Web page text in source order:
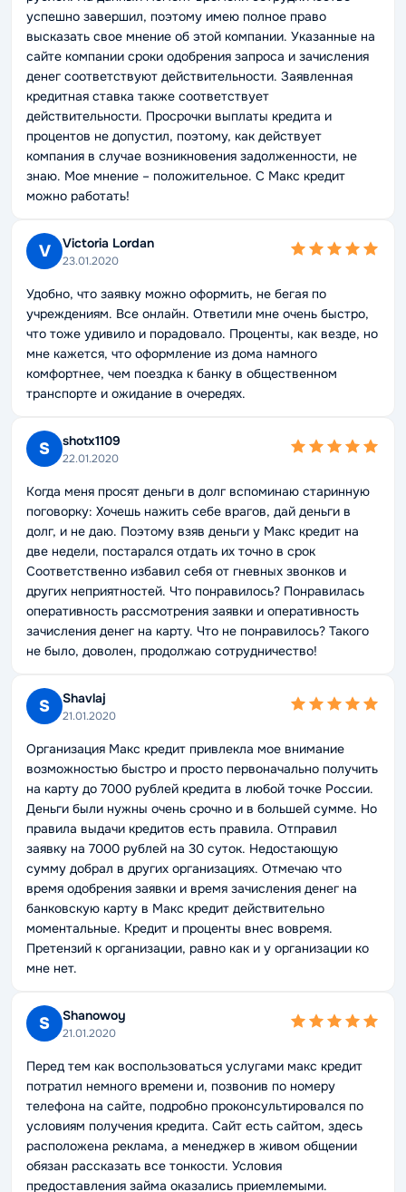
успешно завершил, поэтому имею полное право
высказать свое мнение об этой компании. Указанные на
сайте компании сроки одобрения запроса и зачисления
денег соответствуют действительности. Заявленная
кредитная ставка также соответствует
действительности. Просрочки выплаты кредита и
процентов не допустил, поэтому, как действует
компания в случае возникновения задолженности, не
знаю. Мое мнение – положительное. С Макс кредит
можно работать!
V Victoria Lordan
23.01.2020
Удобно, что заявку можно оформить, не бегая по
учреждениям. Все онлайн. Ответили мне очень быстро,
что тоже удивило и порадовало. Проценты, как везде, но
мне кажется, что оформление из дома намного
комфортнее, чем поездка к банку в общественном
транспорте и ожидание в очередях.
S shotx1109
22.01.2020
Когда меня просят деньги в долг вспоминаю старинную
поговорку: Хочешь нажить себе врагов, дай деньги в
долг, и не даю. Поэтому взяв деньги у Макс кредит на
две недели, постарался отдать их точно в срок
Соответственно избавил себя от гневных звонков и
других неприятностей. Что понравилось? Понравилась
оперативность рассмотрения заявки и оперативность
зачисления денег на карту. Что не понравилось? Такого
не было, доволен, продолжаю сотрудничество!
S Shavlaj
21.01.2020
Организация Макс кредит привлекла мое внимание
возможностью быстро и просто первоначально получить
на карту до 7000 рублей кредита в любой точке России.
Деньги были нужны очень срочно и в большей сумме. Но
правила выдачи кредитов есть правила. Отправил
заявку на 7000 рублей на 30 суток. Недостающую
сумму добрал в других организациях. Отмечаю что
время одобрения заявки и время зачисления денег на
банковскую карту в Макс кредит действительно
моментальные. Кредит и проценты внес вовремя.
Претензий к организации, равно как и у организации ко
мне нет.
S Shanowoy
21.01.2020
Перед тем как воспользоваться услугами макс кредит
потратил немного времени и, позвонив по номеру
телефона на сайте, подробно проконсультировался по
условиям получения кредита. Сайт есть сайтом, здесь
расположена реклама, а менеджер в живом общении
обязан рассказать все тонкости. Условия
предоставления займа оказались приемлемыми.